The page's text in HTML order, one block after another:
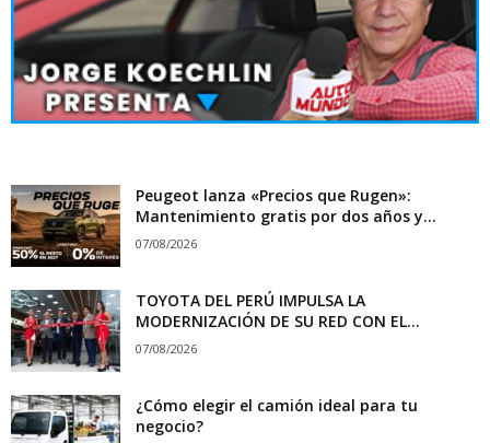
Peugeot lanza «Precios que Rugen»:
Mantenimiento gratis por dos años y...
07/08/2026
TOYOTA DEL PERÚ IMPULSA LA
MODERNIZACIÓN DE SU RED CON EL...
07/08/2026
¿Cómo elegir el camión ideal para tu
negocio?